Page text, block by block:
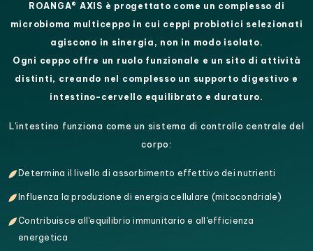
ROANGA® AXIS è progettato come un complesso di
microbioma multiceppo in cui ceppi probiotici selezionati
agiscono in sinergia, non in modo isolato.
Ogni ceppo offre un ruolo funzionale e un sito di attività
distinti, creando nel complesso un supporto digestivo e
intestino-cervello equilibrato e duraturo.
L'intestino funziona come un sistema di controllo centrale del
corpo:
Determina il livello di assorbimento effettivo dei nutrienti
Influenza la produzione di energia cellulare (mitocondriale)
Contribuisce all'equilibrio immunitario e all'efficienza
energetica